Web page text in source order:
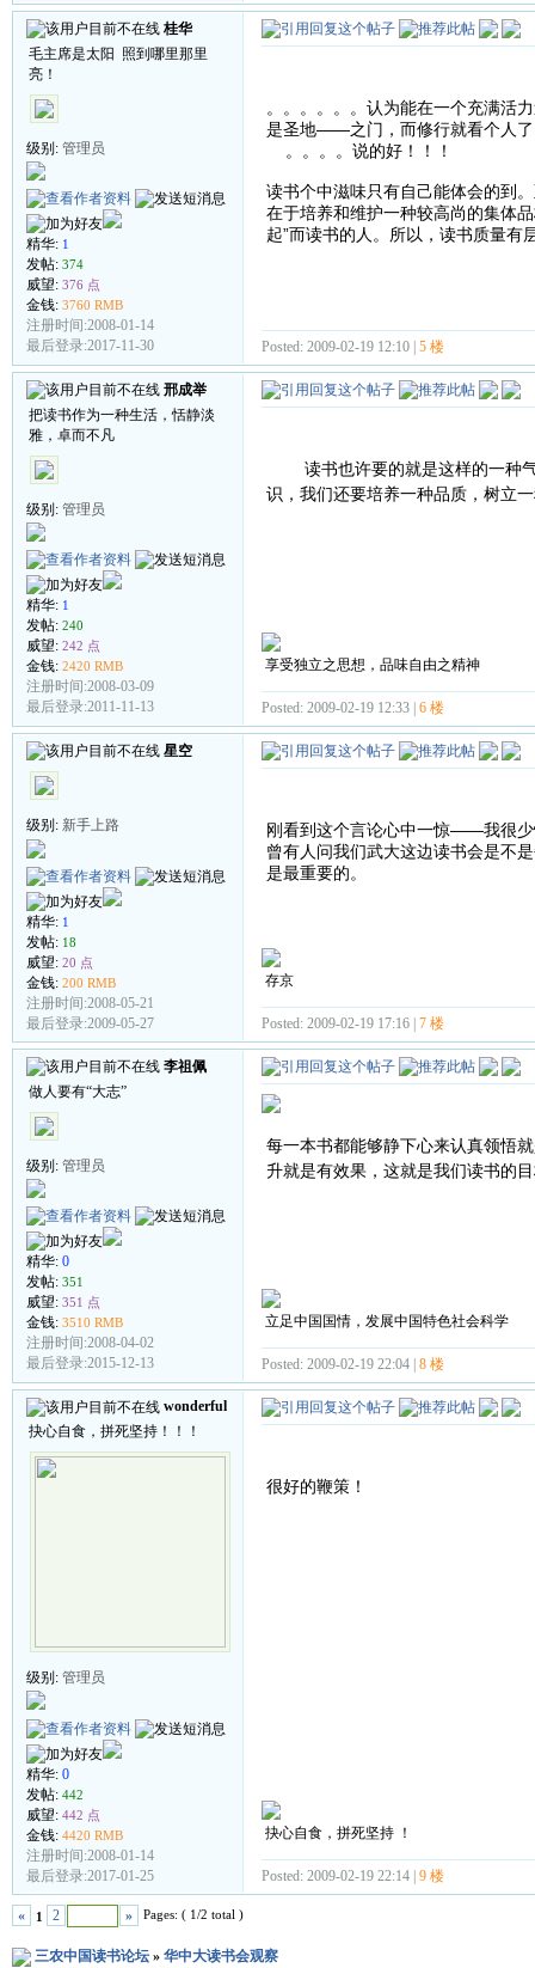
桂华
毛主席是太阳 照到哪里那里
亮！
级别: 管理员
精华: 1
发帖: 374
威望: 376 点
金钱: 3760 RMB
注册时间:2008-01-14
最后登录:2017-11-30
。。。。。。认为能在一个充满活
是圣地——之门，而修行就看个人
。。。。说的好！！！
读书个中滋味只有自己能体会的到
在于培养和维护一种较高尚的集体
起”而读书的人。所以，读书质量有
Posted: 2009-02-19 12:10 | 5 楼
邢成举
把读书作为一种生活，恬静淡
雅，卓而不凡
级别: 管理员
精华: 1
发帖: 240
威望: 242 点
金钱: 2420 RMB
注册时间:2008-03-09
最后登录:2011-11-13
读书也许要的就是这样的一种气
识，我们还要培养一种品质，树立
享受独立之思想，品味自由之精神
Posted: 2009-02-19 12:33 | 6 楼
星空
级别: 新手上路
精华: 1
发帖: 18
威望: 20 点
金钱: 200 RMB
注册时间:2008-05-21
最后登录:2009-05-27
刚看到这个言论心中一惊——我很
曾有人问我们武大这边读书会是不
是最重要的。
存京
Posted: 2009-02-19 17:16 | 7 楼
李祖佩
做人要有“大志”
级别: 管理员
精华: 0
发帖: 351
威望: 351 点
金钱: 3510 RMB
注册时间:2008-04-02
最后登录:2015-12-13
每一本书都能够静下心来认真领悟
升就是有效果，这就是我们读书的
立足中国国情，发展中国特色社会科学
Posted: 2009-02-19 22:04 | 8 楼
wonderful
抉心自食，拼死坚持！！！
级别: 管理员
精华: 0
发帖: 442
威望: 442 点
金钱: 4420 RMB
注册时间:2008-01-14
最后登录:2017-01-25
很好的鞭策！
抉心自食，拼死坚持 ！
Posted: 2009-02-19 22:14 | 9 楼
« 1 2 » Pages: ( 1/2 total )
三农中国读书论坛» 华中大读书会观察